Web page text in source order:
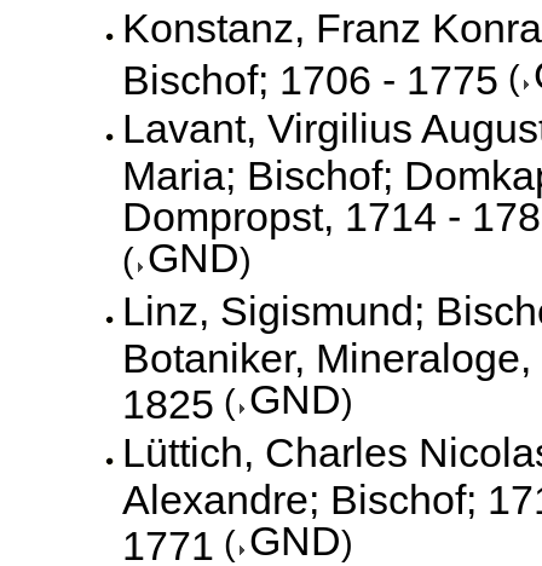
Konstanz, Franz
Bischof; 1706 - 1775 (
Lavant, Virgilius
Maria; Bischof;
Dompropst, 1714 -
( GND)
Linz, Sigismund;
Botaniker, Mineraloge,
1825 ( GND)
Lüttich, Charles
Alexandre; Bischof;
1771 ( GND)